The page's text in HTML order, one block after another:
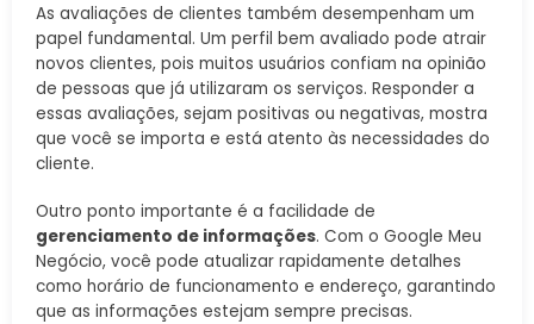
As avaliações de clientes também desempenham um
papel fundamental. Um perfil bem avaliado pode atrair
novos clientes, pois muitos usuários confiam na opinião
de pessoas que já utilizaram os serviços. Responder a
essas avaliações, sejam positivas ou negativas, mostra
que você se importa e está atento às necessidades do
cliente.
Outro ponto importante é a facilidade de
gerenciamento de informações. Com o Google Meu
Negócio, você pode atualizar rapidamente detalhes
como horário de funcionamento e endereço, garantindo
que as informações estejam sempre precisas.